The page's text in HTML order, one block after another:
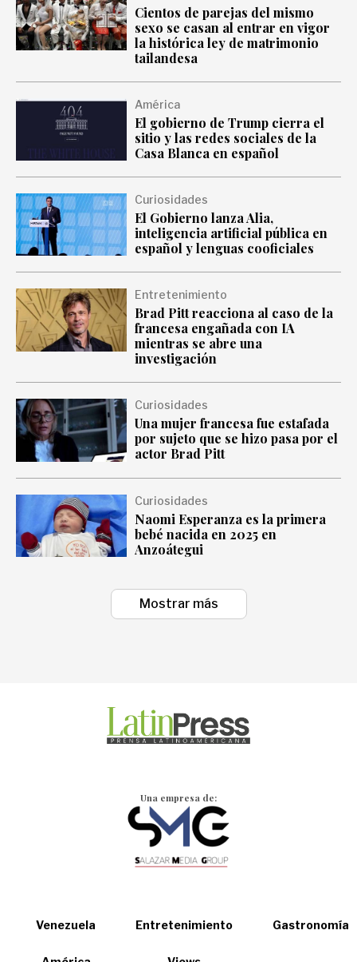
Cientos de parejas del mismo
sexo se casan al entrar en vigor
la histórica ley de matrimonio
tailandesa
América
El gobierno de Trump cierra el
sitio y las redes sociales de la
Casa Blanca en español
Curiosidades
El Gobierno lanza Alia,
inteligencia artificial pública en
español y lenguas cooficiales
Entretenimiento
Brad Pitt reacciona al caso de la
francesa engañada con IA
mientras se abre una
investigación
Curiosidades
Una mujer francesa fue estafada
por sujeto que se hizo pasa por el
actor Brad Pitt
Curiosidades
Naomi Esperanza es la primera
bebé nacida en 2025 en
Anzoátegui
Mostrar más
Una empresa de:
Venezuela Entretenimiento Gastronomía